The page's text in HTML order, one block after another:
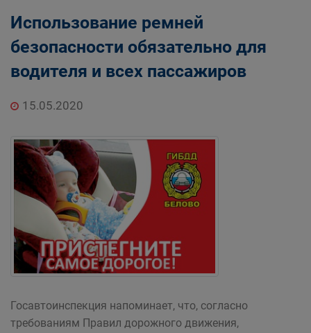
Использование ремней
безопасности обязательно для
водителя и всех пассажиров
15.05.2020
Госавтоинспекция напоминает, что, согласно
требованиям Правил дорожного движения,